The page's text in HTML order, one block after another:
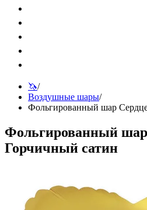
🦄/
Воздушные шары/
Фольгированный шар
Фольгированный
Горчичный сатин